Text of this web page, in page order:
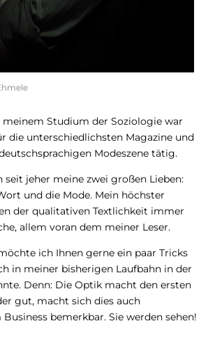
meinem Studium der Soziologie war
die unterschiedlichsten Magazine und
Modeszene tätig.
seit jeher meine zwei großen Lieben:
und die Mode. Mein höchster
der qualitativen Textlichkeit immer
allem voran dem meiner Leser.
ich Ihnen gerne ein paar Tricks
in meiner bisherigen Laufbahn in der
Denn: Die Optik macht den ersten
gut, macht sich dies auch
bemerkbar. Sie werden sehen!